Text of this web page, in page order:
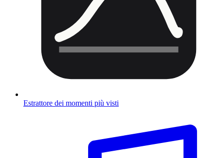
Estrattore dei momenti più visti